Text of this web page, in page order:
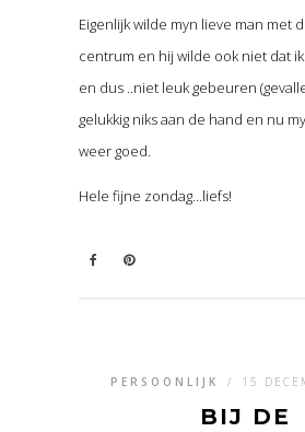
Eigenlijk wilde myn lieve man met
centrum en hij wilde ook niet dat
en dus ..niet leuk gebeuren
gelukkig niks aan de hand en nu
weer goed.
Hele fijne zondag…liefs!
PERSOONLIJK / 15
BIJ DE